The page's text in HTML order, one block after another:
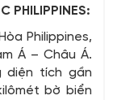
PHILIPPINES:
Philippines,
Á – Châu Á.
diện tích gần
bờ biển